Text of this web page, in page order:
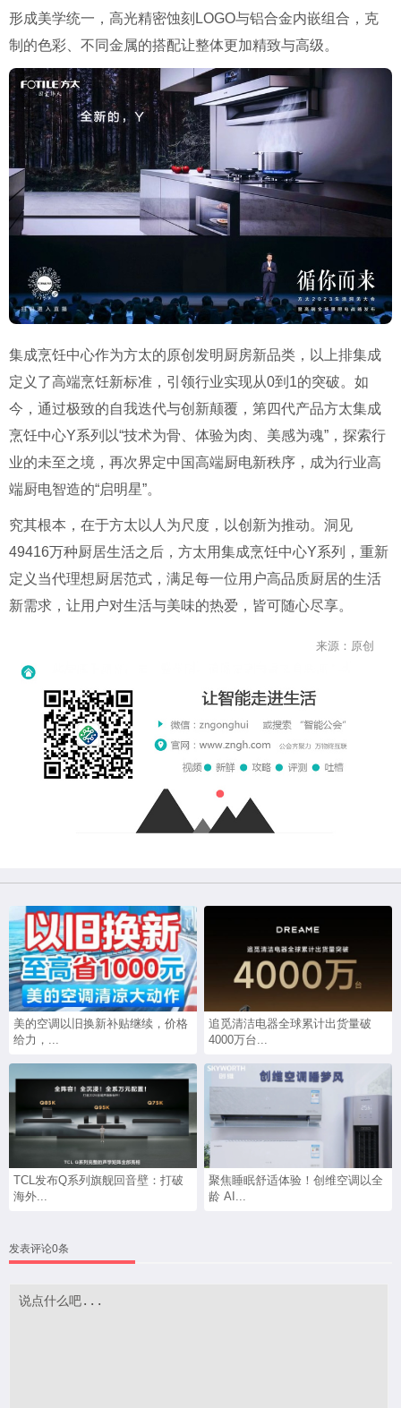
形成美学统一，高光精密蚀刻LOGO与铝合金内嵌组合，克
制的色彩、不同金属的搭配让整体更加精致与高级。
集成烹饪中心作为方太的原创发明厨房新品类，以上排集成
定义了高端烹饪新标准，引领行业实现从0到1的突破。如
今，通过极致的自我迭代与创新颠覆，第四代产品方太集成
烹饪中心Y系列以“技术为骨、体验为肉、美感为魂”，探索行
业的未至之境，再次界定中国高端厨电新秩序，成为行业高
端厨电智造的“启明星”。
究其根本，在于方太以人为尺度，以创新为推动。洞见
49416万种厨居生活之后，方太用集成烹饪中心Y系列，重新
定义当代理想厨居范式，满足每一位用户高品质厨居的生活
新需求，让用户对生活与美味的热爱，皆可随心尽享。
来源：原创
美的空调以旧换新补贴继续，价格
给力，...
追觅清洁电器全球累计出货量破
4000万台...
TCL发布Q系列旗舰回音壁：打破
海外...
聚焦睡眠舒适体验！创维空调以全
龄 AI...
发表评论0条